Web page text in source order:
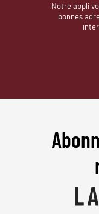
Notre appli
bonnes